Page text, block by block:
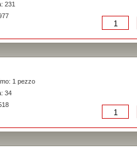
231
1 pezzo
34